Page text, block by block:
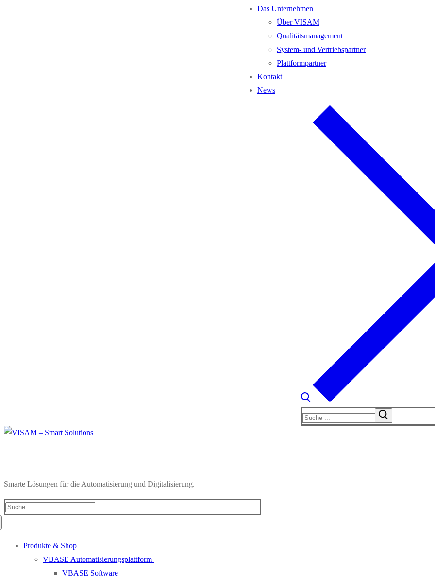
Das Unternehmen
Über VISAM
Qualitätsmanagement
System- und Vertriebspartner
Plattformpartner
Kontakt
News
Smarte Lösungen für die Automatisierung und Digitalisierung.
Produkte & Shop
VBASE Automatisierungsplattform
VBASE Software